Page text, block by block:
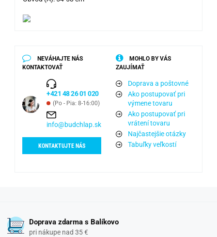
NEVÁHAJTE NÁS
KONTAKTOVAŤ
+421 48 26 01 020
(Po - Pia: 8-16:00)
info@budchlap.sk
KONTAKTUJTE NÁS
MOHLO BY VÁS
ZAUJÍMAŤ
Doprava a poštovné
Ako postupovať pri
výmene tovaru
Ako postupovať pri
vrátení tovaru
Najčastejšie otázky
Tabuľky veľkostí
Doprava zdarma s Balíkovo
pri nákupe nad 35 €